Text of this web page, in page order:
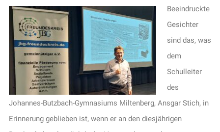
Beeindruckte
Gesichter
sind das, was
dem
Schulleiter
des
Johannes-Butzbach-Gymnasiums Miltenberg, Ansgar Stich, in
Erinnerung geblieben ist, wenn er an den diesjährigen